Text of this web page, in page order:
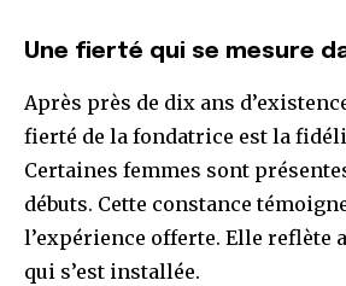
Anthony Tremblay est chroniqueur et
éditoriaux indépendants, il écrit sur la
et l’identité. Libraire passionné de
traducteur à ses heures, il
Une fierté qui se mesure
Après près de dix ans
fierté de la fondatrice est la
Certaines femmes sont
débuts. Cette constance
l’expérience offerte. Elle reflète
qui s’est installée.